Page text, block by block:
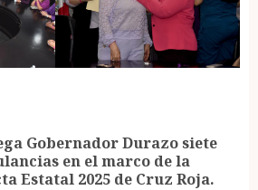
Gobernador Durazo siete
en el marco de la
Estatal 2025 de Cruz Roja.